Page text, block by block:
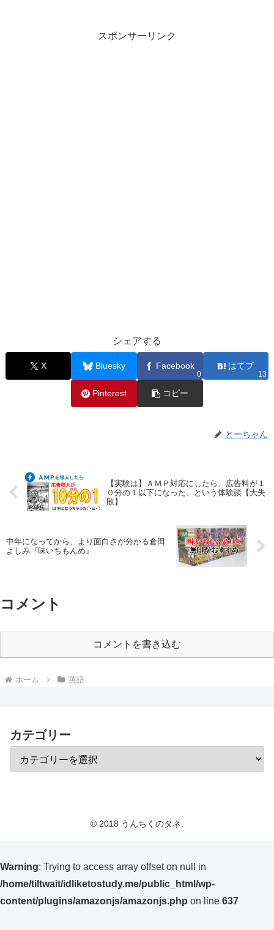
スポンサーリンク
シェアする
X Bluesky Facebook
0
はてブ
13
Pinterest コピー
とーちゃん
【実験は】ＡＭＰ対応にしたら、広告料が１
０分の１以下になった、という体験談【大失
敗】
中年になってから、より面白さが分かる倉田
よしみ『味いちもんめ』
コメント
コメントを書き込む
ホーム 英語
カテゴリー
© 2018 うんちくのタネ.
Warning: Trying to access array offset on null in
/home/tiltwait/idliketostudy.me/public_html/wp-
content/plugins/amazonjs/amazonjs.php on line 637